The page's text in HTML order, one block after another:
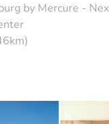
by Mercure -